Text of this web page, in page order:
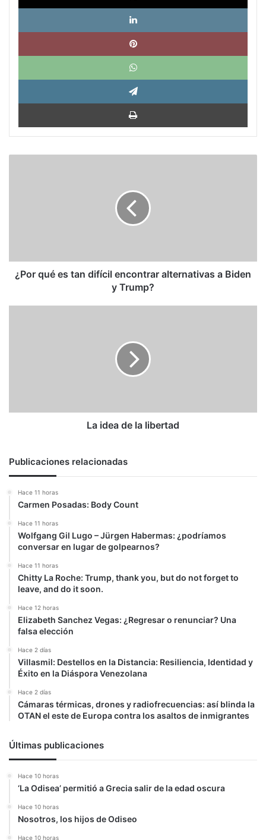
Biden
¿Por qué es tan difícil encontrar alternativas a Biden
y Trump?
La idea de la libertad
Publicaciones relacionadas
Hace 11 horas
Carmen Posadas: Body Count
Hace 11 horas
Wolfgang Gil Lugo – Jürgen Habermas: ¿podríamos
conversar en lugar de golpearnos?
Hace 11 horas
Chitty La Roche: Trump, thank you, but do not forget to
leave, and do it soon.
Hace 12 horas
Elizabeth Sanchez Vegas: ¿Regresar o renunciar? Una
falsa elección
Hace 2 días
Villasmil: Destellos en la Distancia: Resiliencia, Identidad y
Éxito en la Diáspora Venezolana
Hace 2 días
Cámaras térmicas, drones y radiofrecuencias: así blinda la
OTAN el este de Europa contra los asaltos de inmigrantes
Últimas publicaciones
Hace 10 horas
‘La Odisea’ permitió a Grecia salir de la edad oscura
Hace 10 horas
Nosotros, los hijos de Odiseo
Hace 10 horas